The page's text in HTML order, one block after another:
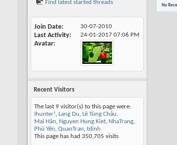
Find latest started threads
Join Date 30-07-2010
Last Activity 24-01-2017 07:06 PM
Avatar
Recent Visitors
The last 9 visitor(s) to this page were:
Ihunter!, Lang Du, Lê Tùng Châu,
Mai Hân, Nguyen Hung Kiet, NhaTrang,
Phú Yên, QuanTran, tdinh
This page has had 350,705 visits
No